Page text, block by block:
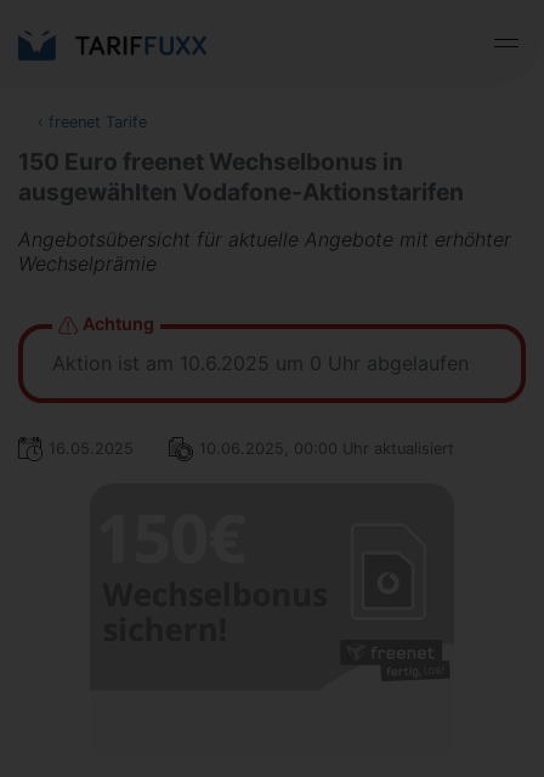
‹ freenet Tarife
150 Euro freenet Wechselbonus in
ausgewählten Vodafone-Aktionstarifen
Angebotsübersicht für aktuelle Angebote mit erhöhter
Wechselprämie
Achtung
Aktion ist am 10.6.2025 um 0 Uhr abgelaufen
16.05.2025 10.06.2025, 00:00 Uhr aktualisiert